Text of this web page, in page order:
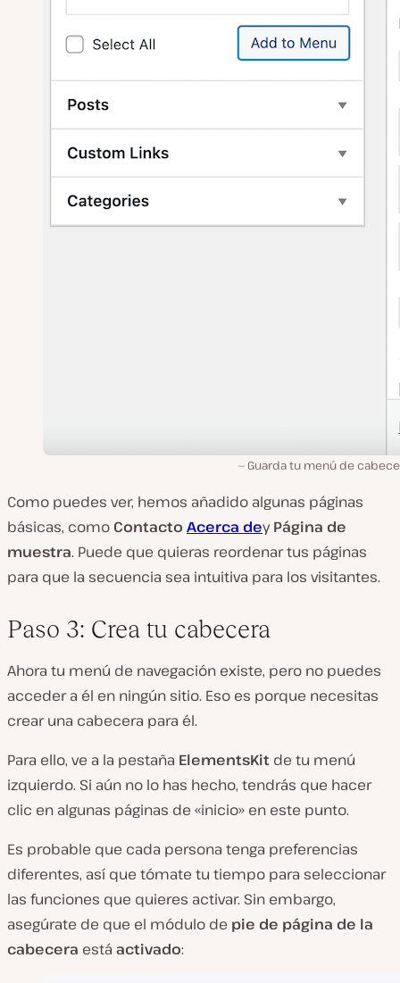
Guarda tu menú de
Como puedes ver, hemos añadido algunas páginas
básicas, como Contacto Acerca deyPágina de
muestra. Puede que quieras reordenar tus páginas
para que la secuencia sea intuitiva para los visitantes.
Paso 3: Crea tu cabecera
Ahora tu menú de navegación existe, pero no puedes
acceder a él en ningún sitio. Eso es porque necesitas
crear una cabecera para él.
Para ello, ve a la pestaña ElementsKit de tu menú
izquierdo. Si aún no lo has hecho, tendrás que hacer
clic en algunas páginas de «inicio» en este punto.
Es probable que cada persona tenga preferencias
diferentes, así que tómate tu tiempo para seleccionar
las funciones que quieres activar. Sin embargo,
asegúrate de que el módulo de pie de página de la
cabecera está activado: